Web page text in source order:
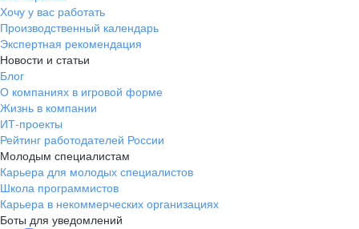
Хочу у вас работать
Производственный календарь
Экспертная рекомендация
Новости и статьи
Блог
О компаниях в игровой форме
Жизнь в компании
ИТ-проекты
Рейтинг работодателей России
Молодым специалистам
Карьера для молодых специалистов
Школа программистов
Карьера в некоммерческих организациях
Боты для уведомлений